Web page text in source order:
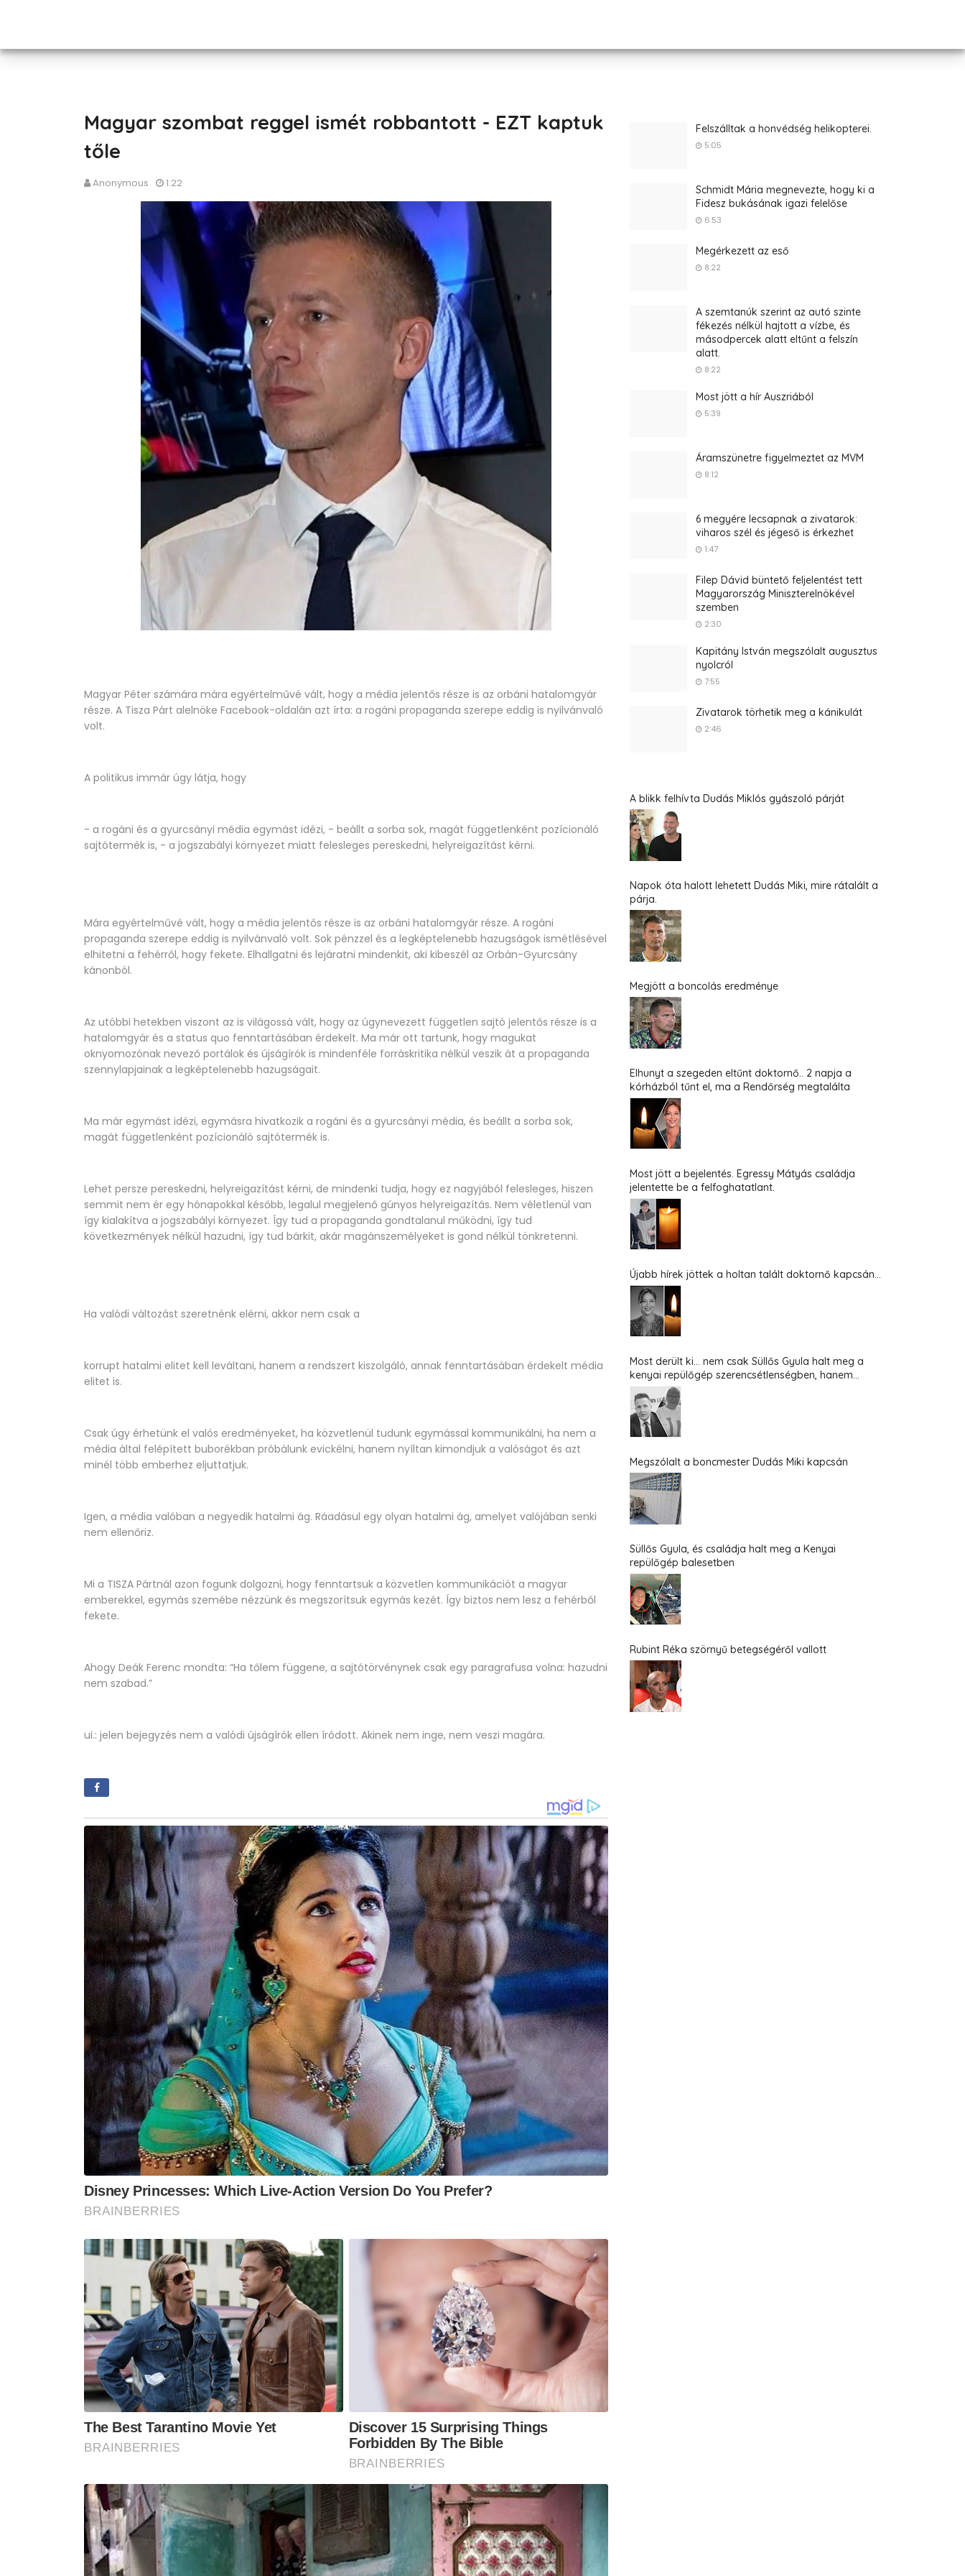
Magyar szombat reggel ismét robbantott - EZT kaptuk
tőle
Anonymous 1:22
Magyar Péter számára mára egyértelművé vált, hogy a média jelentős része is az orbáni hatalomgyár
része. A Tisza Párt alelnöke Facebook-oldalán azt írta: a rogáni propaganda szerepe eddig is nyilvánvaló
volt.
A politikus immár úgy látja, hogy
- a rogáni és a gyurcsányi média egymást idézi, - beállt a sorba sok, magát függetlenként pozícionáló
sajtótermék is, - a jogszabályi környezet miatt felesleges pereskedni, helyreigazítást kérni.
Mára egyértelművé vált, hogy a média jelentős része is az orbáni hatalomgyár része. A rogáni
propaganda szerepe eddig is nyilvánvaló volt. Sok pénzzel és a legképtelenebb hazugságok ismétlésével
elhitetni a fehérről, hogy fekete. Elhallgatni és lejáratni mindenkit, aki kibeszél az Orbán-Gyurcsány
kánonból.
Az utóbbi hetekben viszont az is világossá vált, hogy az úgynevezett független sajtó jelentős része is a
hatalomgyár és a status quo fenntartásában érdekelt. Ma már ott tartunk, hogy magukat
oknyomozónak nevező portálok és újságírók is mindenféle forráskritika nélkül veszik át a propaganda
szennylapjainak a legképtelenebb hazugságait.
Ma már egymást idézi, egymásra hivatkozik a rogáni és a gyurcsányi média, és beállt a sorba sok,
magát függetlenként pozícionáló sajtótermék is.
Lehet persze pereskedni, helyreigazítást kérni, de mindenki tudja, hogy ez nagyjából felesleges, hiszen
semmit nem ér egy hónapokkal később, legalul megjelenő gúnyos helyreigazítás. Nem véletlenül van
így kialakítva a jogszabályi környezet. Így tud a propaganda gondtalanul működni, így tud
következmények nélkül hazudni, így tud bárkit, akár magánszemélyeket is gond nélkül tönkretenni.
Ha valódi változást szeretnénk elérni, akkor nem csak a
korrupt hatalmi elitet kell leváltani, hanem a rendszert kiszolgáló, annak fenntartásában érdekelt média
elitet is.
Csak úgy érhetünk el valós eredményeket, ha közvetlenül tudunk egymással kommunikálni, ha nem a
média által felépített buborékban próbálunk evickélni, hanem nyíltan kimondjuk a valóságot és azt
minél több emberhez eljuttatjuk.
Igen, a média valóban a negyedik hatalmi ág. Ráadásul egy olyan hatalmi ág, amelyet valójában senki
nem ellenőriz.
Mi a TISZA Pártnál azon fogunk dolgozni, hogy fenntartsuk a közvetlen kommunikációt a magyar
emberekkel, egymás szemébe nézzünk és megszorítsuk egymás kezét. Így biztos nem lesz a fehérből
fekete.
Ahogy Deák Ferenc mondta: “Ha tőlem függene, a sajtótörvénynek csak egy paragrafusa volna: hazudni
nem szabad.”
ui.: jelen bejegyzés nem a valódi újságírók ellen íródott. Akinek nem inge, nem veszi magára.
Felszálltak a honvédség helikopterei.
5:05
Schmidt Mária megnevezte, hogy ki a
Fidesz bukásának igazi felelőse
6:53
Megérkezett az eső
8:22
A szemtanúk szerint az autó szinte
fékezés nélkül hajtott a vízbe, és
másodpercek alatt eltűnt a felszín
alatt.
8:22
Most jött a hír Auszriából
5:39
Áramszünetre figyelmeztet az MVM
8:12
6 megyére lecsapnak a zivatarok:
viharos szél és jégeső is érkezhet
1:47
Filep Dávid büntető feljelentést tett
Magyarország Miniszterelnökével
szemben
2:30
Kapitány István megszólalt augusztus
nyolcról
7:55
Zivatarok törhetik meg a kánikulát
2:46
A blikk felhívta Dudás Miklós gyászoló párját
Napok óta halott lehetett Dudás Miki, mire rátalált a
párja.
Megjött a boncolás eredménye
Elhunyt a szegeden eltűnt doktornő.. 2 napja a
kórházból tűnt el, ma a Rendőrség megtalálta
Most jött a bejelentés. Egressy Mátyás családja
jelentette be a felfoghatatlant.
Újabb hírek jöttek a holtan talált doktornő kapcsán...
Most derült ki... nem csak Süllős Gyula halt meg a
kenyai repülőgép szerencsétlenségben, hanem...
Megszólalt a boncmester Dudás Miki kapcsán
Süllős Gyula, és családja halt meg a Kenyai
repülőgép balesetben
Rubint Réka szörnyű betegségéről vallott